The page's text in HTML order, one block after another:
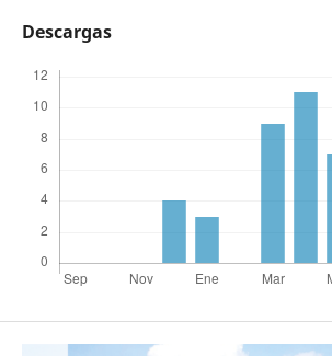
Descargas